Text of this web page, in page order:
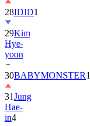
28IDID1
29Kim
Hye-
yoon
30BABYMONSTER1
31Jung
Hae-
in4